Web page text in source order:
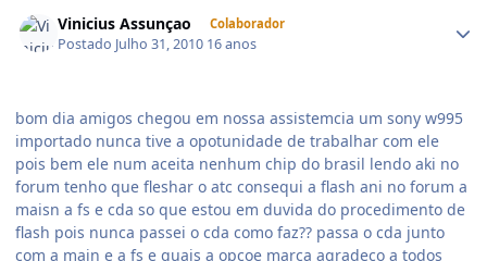
Vinicius Assunçao Colaborador
Postado Julho 31, 2010 16 anos
bom dia amigos chegou em nossa assistemcia um sony w995
importado nunca tive a opotunidade de trabalhar com ele
pois bem ele num aceita nenhum chip do brasil lendo aki no
forum tenho que fleshar o atc consequi a flash ani no forum a
maisn a fs e cda so que estou em duvida do procedimento de
flash pois nunca passei o cda como faz?? passa o cda junto
com a main e a fs e quais a opçoe marca agradeço a todos